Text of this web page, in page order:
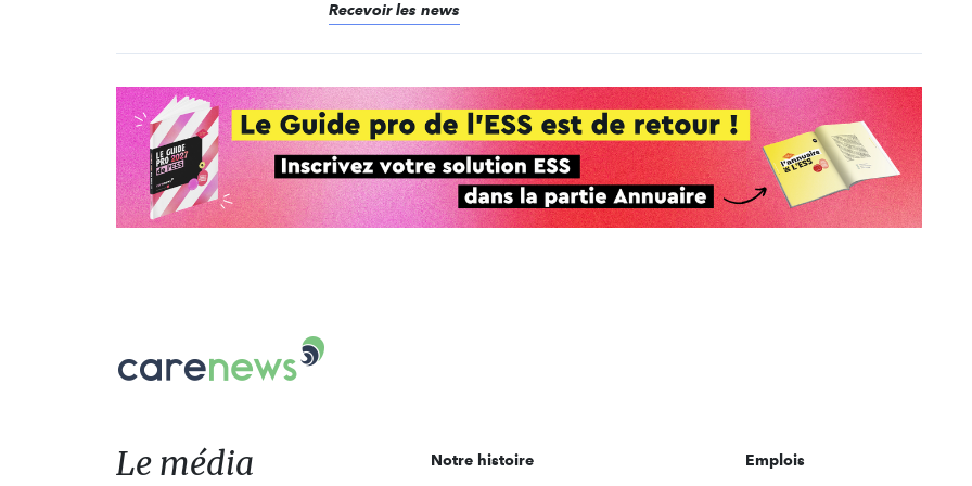
Recevoir les news
Le
acteurs
de
Le média
Notre histoire Emplois